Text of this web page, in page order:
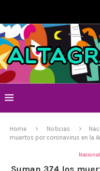
Home Noticias
muertos por coronavirus en la